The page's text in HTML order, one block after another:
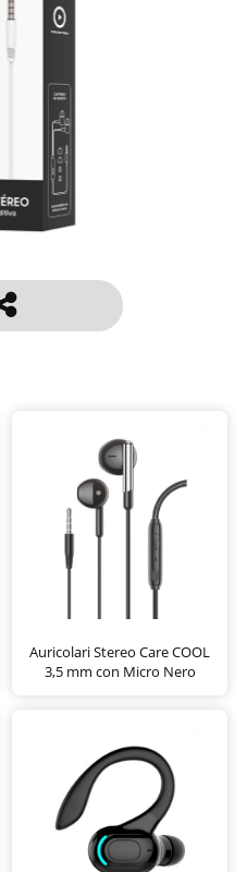
Auricolari Stereo Care COOL
3,5 mm con Micro Nero